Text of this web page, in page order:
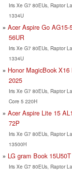
Iris Xe G7 80EUs, Raptor
1334U
Acer Aspire Go AG15-
56UR
Iris Xe G7 80EUs, Raptor
1334U
Honor MagicBook X16
2025
Iris Xe G7 80EUs, Raptor
Core 5 220H
Acer Aspire Lite 15
72P
Iris Xe G7 80EUs, Raptor
13500H
LG gram Book 15U50T
Iris Xe G7 80EUs, Raptor